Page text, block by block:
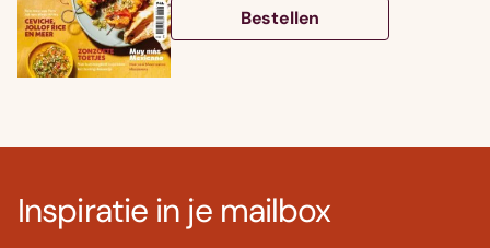
Bestellen
Inspiratie in je mailbox